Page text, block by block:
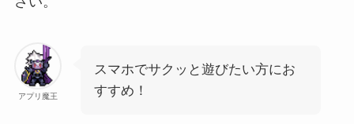
アプリ魔王
スマホでサクッと遊びたい方にお
すすめ！